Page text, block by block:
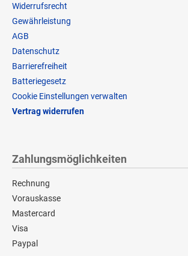
Widerrufsrecht
Gewährleistung
AGB
Datenschutz
Barrierefreiheit
Batteriegesetz
Cookie Einstellungen verwalten
Vertrag widerrufen
Zahlungsmöglichkeiten
Rechnung
Vorauskasse
Mastercard
Visa
Paypal